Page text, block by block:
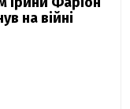
на війні